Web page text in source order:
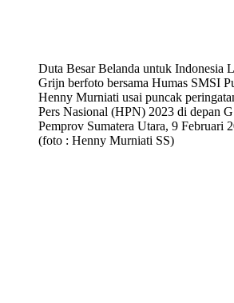
Duta Besar Belanda untuk Indonesia
Grijn berfoto bersama Humas SMSI
Henny Murniati usai puncak
Pers Nasional (HPN) 2023 di depan
Pemprov Sumatera Utara, 9 Februari
(foto : Henny Murniati SS)